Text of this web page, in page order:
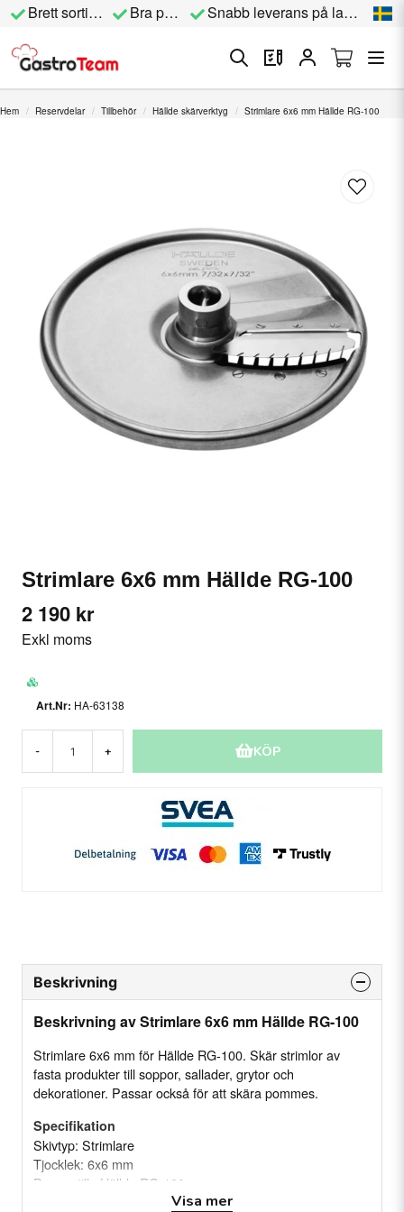
Brett sortiment Bra priser Snabb leverans på lagervara
Hem Reservdelar Tillbehör Hällde skärverktyg Strimlare 6x6 mm Hällde RG-100
Strimlare 6x6 mm Hällde RG-100
2 190 kr
Exkl moms
HA-63138
- + KÖP
Beskrivning
Beskrivning av Strimlare 6x6 mm Hällde RG-100
Strimlare 6x6 mm för Hällde RG-100. Skär strimlor av
fasta produkter till soppor, sallader, grytor och
dekorationer. Passar också för att skära pommes.
Specifikation
Skivtyp: Strimlare
Tjocklek: 6x6 mm
Passar till: Hällde RG-100
Visa mer